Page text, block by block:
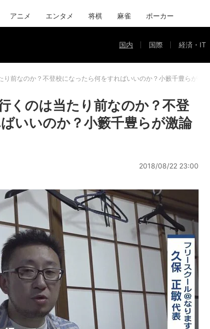
アニメ エンタメ 将棋 麻雀 ポーカー
国内 国際 経済・IT
り前なのか？不登校になったら何をすればいいのか？小籔千豊らが激論
くのは当たり前なのか？不登
いいのか？小籔千豊らが激論
2018/08/22 23:00